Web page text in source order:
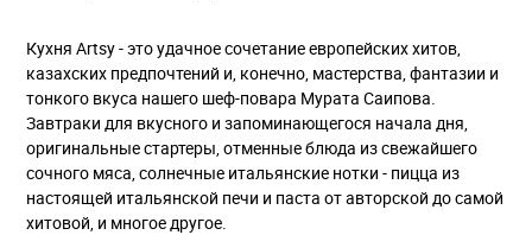
Кухня Artsy - это удачное сочетание европейских хитов,
казахских предпочтений и, конечно, мастерства, фантазии и
тонкого вкуса нашего шеф-повара Мурата Саипова.
Завтраки для вкусного и запоминающегося начала дня,
оригинальные стартеры, отменные блюда из свежайшего
сочного мяса, солнечные итальянские нотки - пицца из
настоящей итальянской печи и паста от авторской до самой
хитовой, и многое другое.